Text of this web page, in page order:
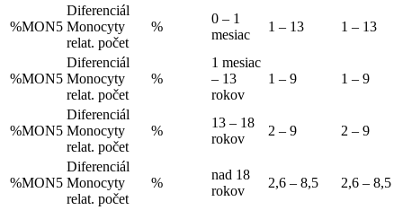
%MON5
Diferenciál
Monocyty
relat. počet
%
0 – 1
mesiac
1 – 13 1 – 13
%MON5
Diferenciál
Monocyty
relat. počet
%
1 mesiac
– 13
rokov
1 – 9 1 – 9
%MON5
Diferenciál
Monocyty
relat. počet
%
13 – 18
rokov
2 – 9 2 – 9
%MON5
Diferenciál
Monocyty
relat. počet
%
nad 18
rokov
2,6 – 8,5 2,6 – 8,5